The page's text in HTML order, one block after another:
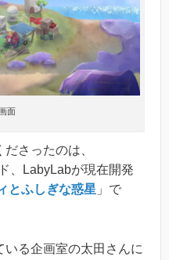
面
さったのは、
、LabyLabが現在開発
とふしぎな惑星 」で
いる企画室の太田さんに